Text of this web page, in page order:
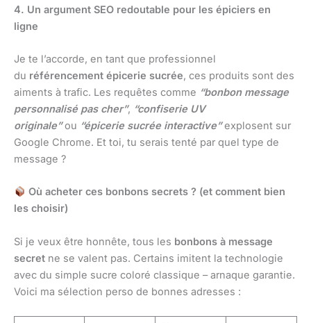
4. Un argument SEO redoutable pour les épiciers en
ligne
Je te l’accorde, en tant que professionnel
du référencement épicerie sucrée, ces produits sont des
aiments à trafic. Les requêtes comme “bonbon message
personnalisé pas cher”, “confiserie UV
originale”ou “épicerie sucrée interactive”explosent sur
Google Chrome. Et toi, tu serais tenté par quel type de
message ?
Où acheter ces bonbons secrets ? (et comment bien
les choisir)
Si je veux être honnête, tous les bonbons à message
secret ne se valent pas. Certains imitent la technologie
avec du simple sucre coloré classique – arnaque garantie.
Voici ma sélection perso de bonnes adresses :